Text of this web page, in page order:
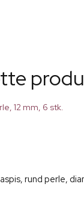
12 mm, 6 stk.
rund perle,